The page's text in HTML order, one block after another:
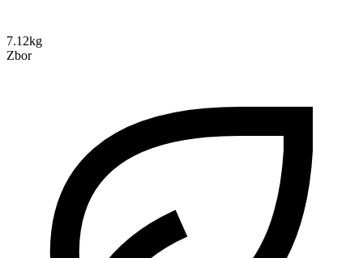
7.12kg
Zbor